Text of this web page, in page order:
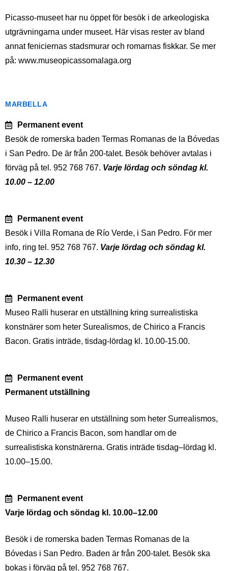
Picasso-museet har nu öppet för besök i de arkeologiska
utgrävningarna under museet. Här visas rester av bland
annat feniciernas stadsmurar och romarnas fiskkar. Se mer
på: www.museopicassomalaga.org
MARBELLA
Permanent event
Besök de romerska baden Termas Romanas de la Bóvedas
i San Pedro. De är från 200-talet. Besök behöver avtalas i
förväg på tel. 952 768 767. Varje lördag och söndag kl.
10.00 – 12.00
Permanent event
Besök i Villa Romana de Río Verde, i San Pedro. För mer
info, ring tel. 952 768 767. Varje lördag och söndag kl.
10.30 – 12.30
Permanent event
Museo Ralli huserar en utställning kring surrealistiska
konstnärer som heter Surealismos, de Chirico a Francis
Bacon. Gratis inträde, tisdag-lördag kl. 10.00-15.00.
Permanent event
Permanent utställning
Museo Ralli huserar en utställning som heter Surrealismos,
de Chirico a Francis Bacon, som handlar om de
surrealistiska konstnärerna. Gratis inträde tisdag–lördag kl.
10.00–15.00.
Permanent event
Varje lördag och söndag kl. 10.00–12.00
Besök i de romerska baden Termas Romanas de la
Bóvedas i San Pedro. Baden är från 200-talet. Besök ska
bokas i förväg på tel. 952 768 767.